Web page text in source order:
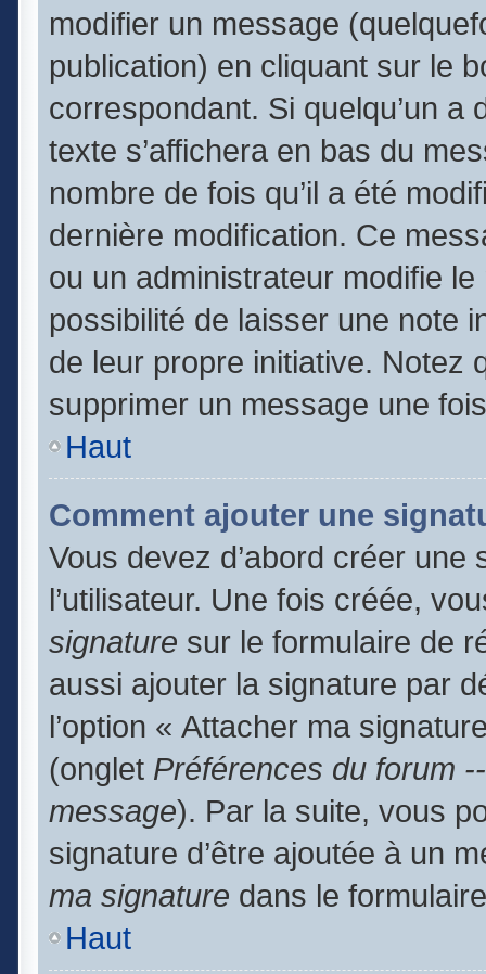
modifier un message
publication) en cliquant sur le
correspondant. Si quelqu’un
texte s’affichera en bas du
nombre de fois qu’il a été
dernière modification. Ce
ou un administrateur modifie
possibilité de laisser une note
de leur propre initiative. Notez
supprimer un message une
Haut
Comment ajouter une
Vous devez d’abord créer
l’utilisateur. Une fois créée,
signature sur le formulaire de
aussi ajouter la signature par
l’option « Attacher ma
(onglet Préférences du forum
message). Par la suite, vous
signature d’être ajoutée à un
ma signature dans le
Haut